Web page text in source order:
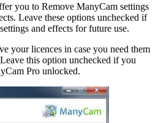
you to Remove ManyCam settings
Leave these options unchecked if
and effects for future use.
your licences in case you need them
this option unchecked if you
Pro unlocked.